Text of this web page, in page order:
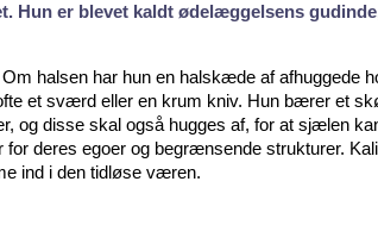
Hun er blevet kaldt ødelæggelsens
halsen har hun en halskæde af afhuggede
et sværd eller en krum kniv. Hun bærer et
og disse skal også hugges af, for at sjælen
deres egoer og begrænsende strukturer. Kali
ind i den tidløse væren.